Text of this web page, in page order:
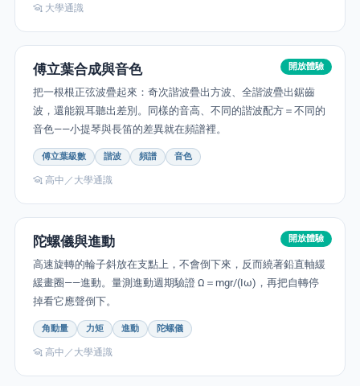
大學通識
開放體驗
傅立葉合成與音色
把一根根正弦波疊起來：奇次諧波疊出方波、全諧波疊出鋸齒
波，還能親耳聽出差別。同樣的音高、不同的諧波配方＝不同的
音色——小提琴與長笛的差異就在頻譜裡。
傅立葉級數 諧波 頻譜 音色
高中／大學通識
開放體驗
陀螺儀與進動
高速旋轉的輪子斜放在支點上，不會倒下來，反而繞著鉛直軸緩
緩畫圈——進動。量測進動週期驗證 Ω＝mgr/(Iω)，再把自轉停
掉看它應聲倒下。
角動量 力矩 進動 陀螺儀
高中／大學通識